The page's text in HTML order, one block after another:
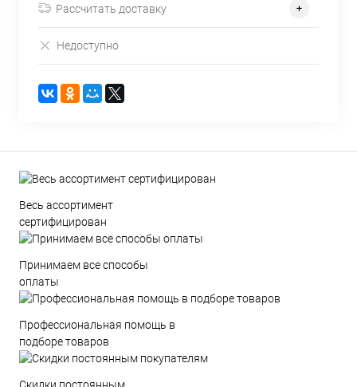
Рассчитать доставку
Недоступно
Весь ассортимент
сертифицирован
Принимаем все способы
оплаты
Профессиональная помощь в
подборе товаров